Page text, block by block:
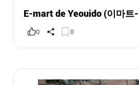
E-mart de Yeouido (이마트
0 0